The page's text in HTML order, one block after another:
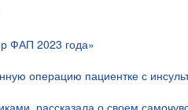
ФАП 2023 года»
операцию пациентке с
рассказала о своем